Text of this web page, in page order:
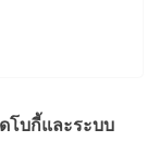
โบกี้และระบบ